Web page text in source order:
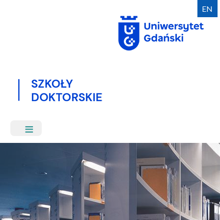
treści
EN